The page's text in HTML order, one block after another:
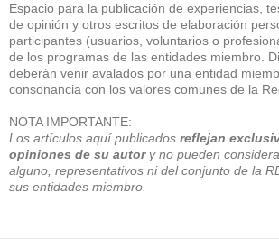
Espacio para la publicación de experiencias,
de opinión y otros escritos de elaboración
participantes (usuarios, voluntarios o
de los programas de las entidades miembro.
deberán venir avalados por una entidad
consonancia con los valores comunes de la
NOTA IMPORTANTE:
Los artículos aquí publicados reflejan
opiniones de su autor y no pueden
alguno, representativos ni del conjunto de la
sus entidades miembro.